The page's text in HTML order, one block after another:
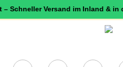
Versand im Inland & in die